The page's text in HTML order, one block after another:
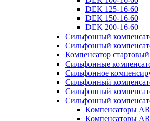
DEK 125-16-60
DEK 150-16-60
DEK 200-16-60
Сильфонный
Сильфонный
Компенсатор стартовый
Сильфонные
Сильфонное
Сильфонный
Сильфонный
Сильфонный
Компенсаторы
Компенсаторы